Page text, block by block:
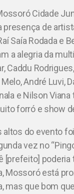
Cidade
presença de
Saía Rodada e
a alegria da
Caddu
André Luvi,
e Nilson
forró e show
altos do evento
vez no
[prefeito]
Mossoró está
mas que bom